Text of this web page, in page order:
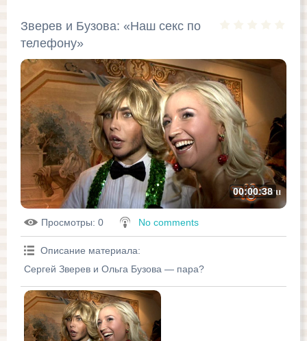
Зверев и Бузова: «Наш секс по
телефону»
00:00:38
Просмотры: 0 No comments
Описание материала:
Сергей Зверев и Ольга Бузова — пара?